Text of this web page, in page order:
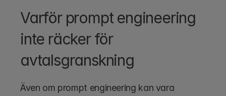
Varför prompt engineering
inte räcker för
avtalsgranskning
Även om prompt engineering kan vara